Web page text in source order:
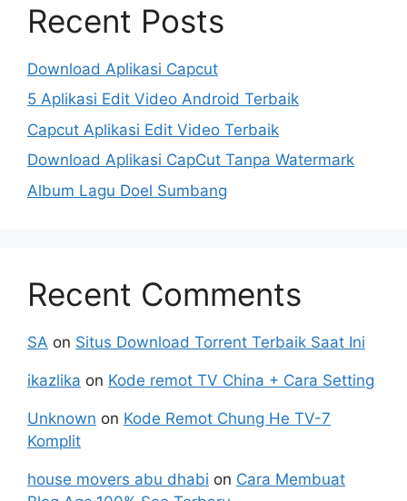
Recent Posts
Download Aplikasi Capcut
5 Aplikasi Edit Video Android Terbaik
Capcut Aplikasi Edit Video Terbaik
Download Aplikasi CapCut Tanpa Watermark
Album Lagu Doel Sumbang
Recent Comments
SA on Situs Download Torrent Terbaik Saat Ini
ikazlika on Kode remot TV China + Cara Setting
Unknown on Kode Remot Chung He TV-7
Komplit
house movers abu dhabi on Cara Membuat